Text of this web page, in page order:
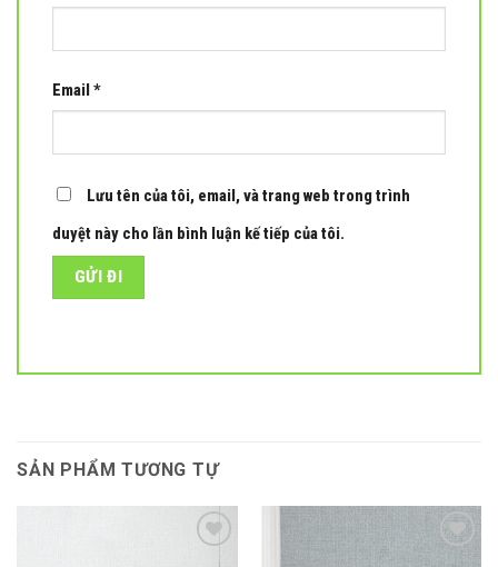
Email *
Lưu tên của tôi, email, và trang web trong trình
duyệt này cho lần bình luận kế tiếp của tôi.
SẢN PHẨM TƯƠNG TỰ